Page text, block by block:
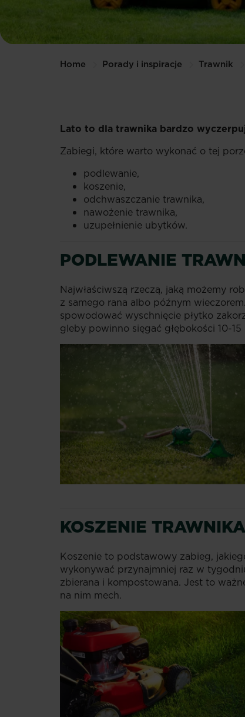
Home Porady i inspiracje Trawnik
Lato to dla trawnika bardzo
Zabiegi, które warto wykonać o tej
podlewanie,
koszenie,
odchwaszczanie trawnika,
nawożenie trawnika,
uzupełnienie ubytków.
PODLEWANIE
Najwłaściwszą rzeczą, jaką możemy
z samego rana albo późnym
spowodować wyschnięcie płytko
gleby powinno sięgać głębokości 10-15
KOSZENIE
Koszenie to podstawowy zabieg,
wykonywać przynajmniej raz w
zbierana i kompostowana. Jest to
na nim mech.